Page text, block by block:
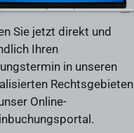
Sie jetzt direkt und
Ihren
in unseren
Rechtsgebieten
Online-